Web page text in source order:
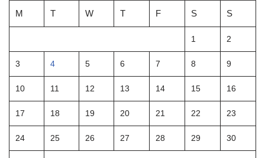
M T W T F S S
1 2
3 4 5 6 7 8 9
10 11 12 13 14 15 16
17 18 19 20 21 22 23
24 25 26 27 28 29 30